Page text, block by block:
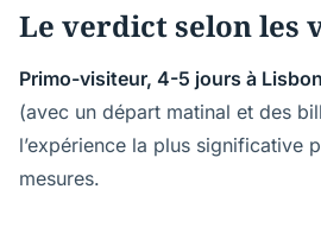
Le verdict selon les
Primo-visiteur, 4-5 jours à
(avec un départ matinal et des
l’expérience la plus significative
mesures.